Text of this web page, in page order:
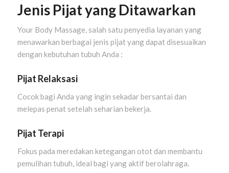
Jenis Pijat yang Ditawarkan
Your Body Massage, salah satu penyedia layanan yang
menawarkan berbagai jenis pijat yang dapat disesuaikan
dengan kebutuhan tubuh Anda :
Pijat Relaksasi
Cocok bagi Anda yang ingin sekadar bersantai dan
melepas penat setelah seharian bekerja.
Pijat Terapi
Fokus pada meredakan ketegangan otot dan membantu
pemulihan tubuh, ideal bagi yang aktif berolahraga.